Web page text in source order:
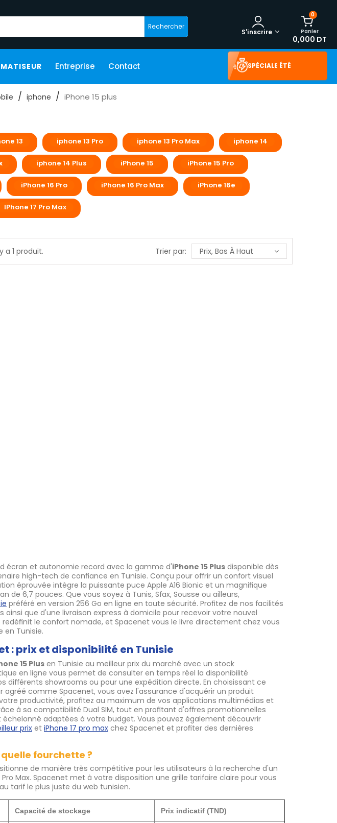
Rechercher
0
Panier
0,000 DT
S'inscrire
Entreprise Contact SPÉCIALE ÉTÉ
iphone iPhone 15 plus
13 iphone 13 Pro iphone 13 Pro Max iphone 14
iphone 14 Plus iPhone 15 iPhone 15 Pro
iPhone 16 Pro iPhone 16 Pro Max iPhone 16e
IPhone 17 Pro Max
a 1 produit. Trier par: Prix, Bas À Haut
écran et autonomie record avec la gamme d'iPhone 15 Plus disponible dès
high-tech de confiance en Tunisie. Conçu pour offrir un confort visuel
éprouvée intègre la puissante puce Apple A16 Bionic et un magnifique
de 6,7 pouces. Que vous soyez à Tunis, Sfax, Sousse ou ailleurs,
préféré en version 256 Go en ligne en toute sécurité. Profitez de nos facilités
que d'une livraison express à domicile pour recevoir votre nouvel
redéfinit le confort nomade, et Spacenet vous le livre directement chez vous
en Tunisie.
: prix et disponibilité en Tunisie
15 Plus en Tunisie au meilleur prix du marché avec un stock
en ligne vous permet de consulter en temps réel la disponibilité
différents showrooms ou pour une expédition directe. En choisissant ce
comme Spacenet, vous avez l'assurance d'acquérir un produit
productivité, profitez au maximum de vos applications multimédias et
à sa compatibilité Dual SIM, tout en profitant d'offres promotionnelles
adaptées à votre budget. Vous pouvez également découvrir
prix et iPhone 17 pro max chez Spacenet et profiter des dernières
quelle fourchette ?
de manière très compétitive pour les utilisateurs à la recherche d'un
Max. Spacenet met à votre disposition une grille tarifaire claire pour vous
tarif le plus juste du web tunisien.
Capacité de stockage Prix indicatif (TND)